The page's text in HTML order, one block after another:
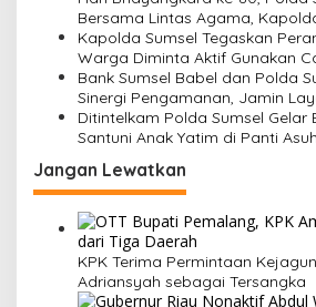
Bersama Lintas Agama,
Hoaks dan Isu SARA
Kapolda Sumsel Tegaskan
Warga Diminta Aktif Gunakan
Bank Sumsel Babel dan Polda
Sinergi Pengamanan, Jamin
Lebih Aman dan Nyaman
Ditintelkam Polda Sumsel Gelar
Santuni Anak Yatim di Panti
Jangan Lewatkan
KPK Terima Permintaan
Adriansyah sebagai Tersangka